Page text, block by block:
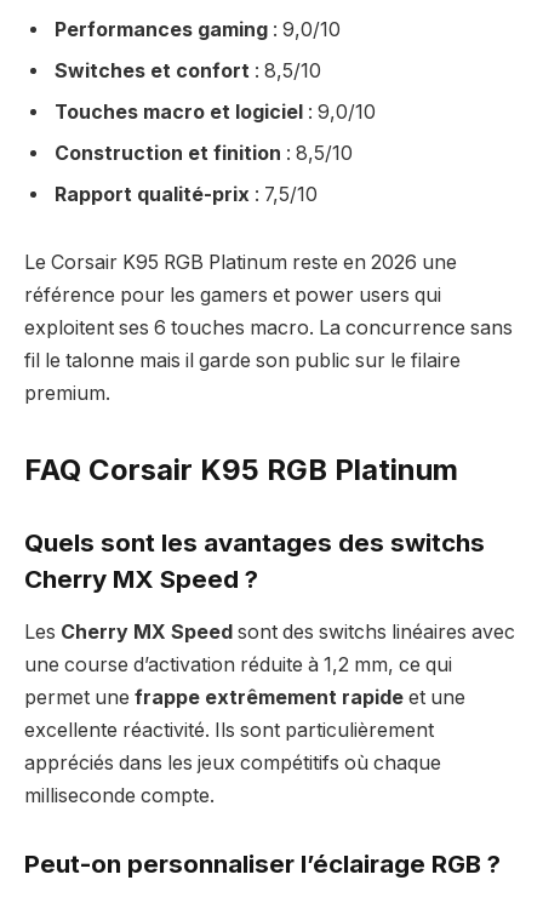
Performances gaming : 9,0/10
Switches et confort : 8,5/10
Touches macro et logiciel : 9,0/10
Construction et finition : 8,5/10
Rapport qualité-prix : 7,5/10
Le Corsair K95 RGB Platinum reste en 2026 une
référence pour les gamers et power users qui
exploitent ses 6 touches macro. La concurrence sans
fil le talonne mais il garde son public sur le filaire
premium.
FAQ Corsair K95 RGB Platinum
Quels sont les avantages des switchs
Cherry MX Speed ?
Les Cherry MX Speed sont des switchs linéaires avec
une course d’activation réduite à 1,2 mm, ce qui
permet une frappe extrêmement rapide et une
excellente réactivité. Ils sont particulièrement
appréciés dans les jeux compétitifs où chaque
milliseconde compte.
Peut-on personnaliser l’éclairage RGB ?